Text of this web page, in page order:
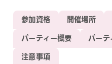
参加資格 開催場所
パーティー概要
パー
注意事項